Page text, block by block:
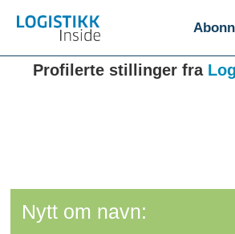
Profilerte stillinger fra
Nytt om navn: